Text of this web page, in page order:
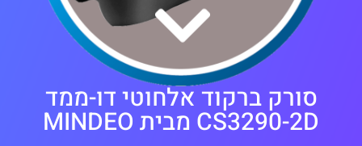
סורק ברקוד אלחוטי דו-ממד
CS3290-2D מבית MINDEO